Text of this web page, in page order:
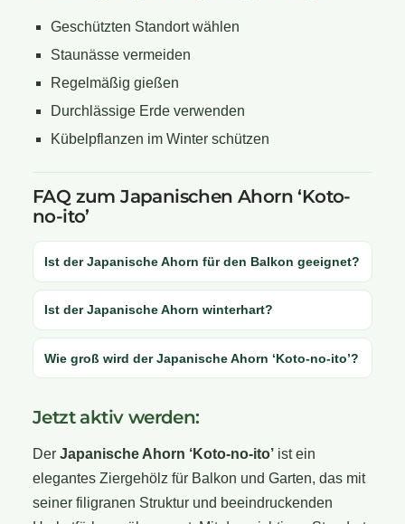
Geschützten Standort wählen
Staunässe vermeiden
Regelmäßig gießen
Durchlässige Erde verwenden
Kübelpflanzen im Winter schützen
FAQ zum Japanischen Ahorn ‘Koto-
no-ito’
Ist der Japanische Ahorn für den Balkon geeignet?
Ist der Japanische Ahorn winterhart?
Wie groß wird der Japanische Ahorn ‘Koto-no-ito’?
Jetzt aktiv werden:
Der Japanische Ahorn ‘Koto-no-ito’ ist ein
elegantes Ziergehölz für Balkon und Garten, das mit
seiner filigranen Struktur und beeindruckenden